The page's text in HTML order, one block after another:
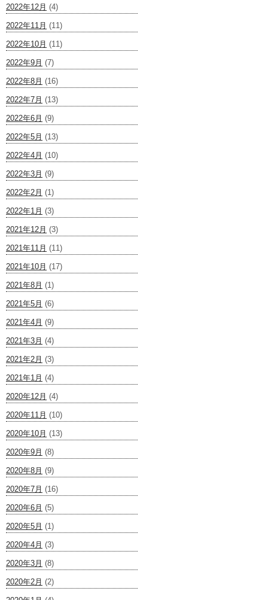
2022年12月 (4)
2022年11月 (11)
2022年10月 (11)
2022年9月 (7)
2022年8月 (16)
2022年7月 (13)
2022年6月 (9)
2022年5月 (13)
2022年4月 (10)
2022年3月 (9)
2022年2月 (1)
2022年1月 (3)
2021年12月 (3)
2021年11月 (11)
2021年10月 (17)
2021年8月 (1)
2021年5月 (6)
2021年4月 (9)
2021年3月 (4)
2021年2月 (3)
2021年1月 (4)
2020年12月 (4)
2020年11月 (10)
2020年10月 (13)
2020年9月 (8)
2020年8月 (9)
2020年7月 (16)
2020年6月 (5)
2020年5月 (1)
2020年4月 (3)
2020年3月 (8)
2020年2月 (2)